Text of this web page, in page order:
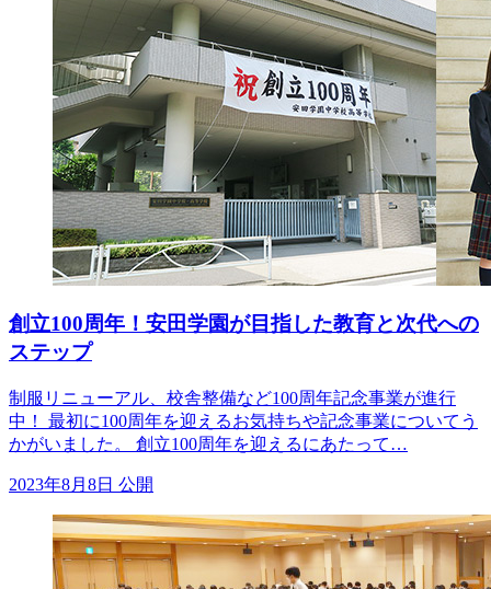
創立100周年！安田学園が目指した教育と次代への
ステップ
制服リニューアル、校舎整備など100周年記念事業が進行
中！ 最初に100周年を迎えるお気持ちや記念事業についてう
かがいました。 創立100周年を迎えるにあたって…
2023年8月8日 公開